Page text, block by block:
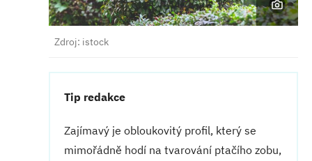
Zdroj: istock
Tip redakce
Zajímavý je obloukovitý profil, který se
mimořádně hodí na tvarování ptačího zobu,